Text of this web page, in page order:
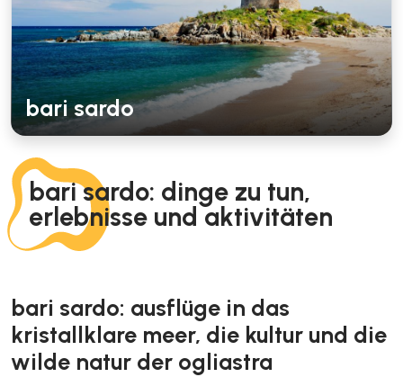
bari sardo: dinge zu tun,
erlebnisse und aktivitäten
bari sardo
bari sardo: ausflüge in das
kristallklare meer, die kultur und die
wilde natur der ogliastra